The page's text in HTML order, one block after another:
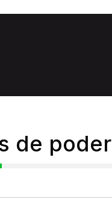
de poder